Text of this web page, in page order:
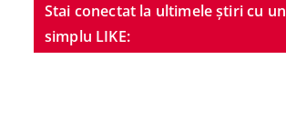
Stai conectat la ultimele știri cu un
simplu LIKE: